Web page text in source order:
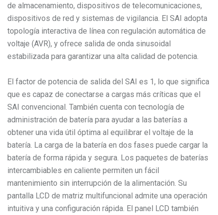
de almacenamiento, dispositivos de telecomunicaciones,
dispositivos de red y sistemas de vigilancia. El SAI adopta
topología interactiva de línea con regulación automática de
voltaje (AVR), y ofrece salida de onda sinusoidal
estabilizada para garantizar una alta calidad de potencia.
El factor de potencia de salida del SAI es 1, lo que significa
que es capaz de conectarse a cargas más críticas que el
SAI convencional. También cuenta con tecnología de
administración de batería para ayudar a las baterías a
obtener una vida útil óptima al equilibrar el voltaje de la
batería. La carga de la batería en dos fases puede cargar la
batería de forma rápida y segura. Los paquetes de baterías
intercambiables en caliente permiten un fácil
mantenimiento sin interrupción de la alimentación. Su
pantalla LCD de matriz multifuncional admite una operación
intuitiva y una configuración rápida. El panel LCD también